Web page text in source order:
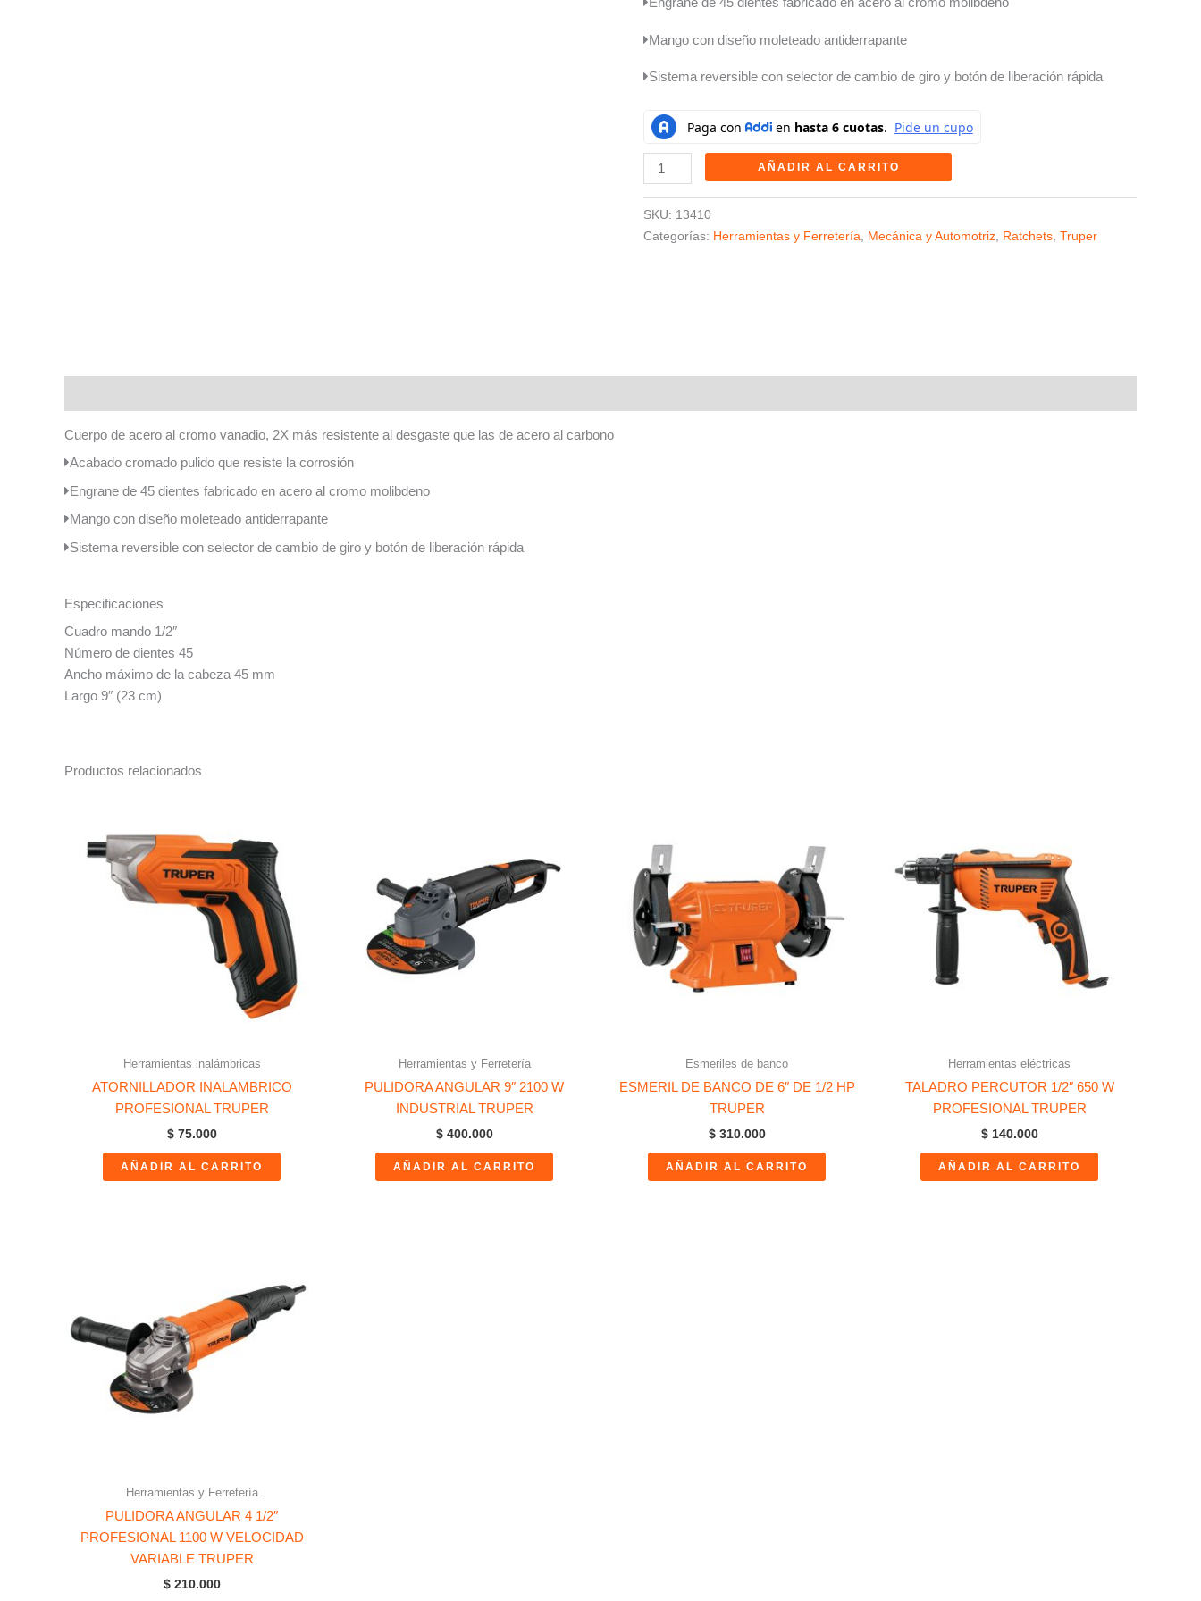
Mango con diseño moleteado antiderrapante
Sistema reversible con selector de cambio de giro y botón de liberación rápida
cantidad
AÑADIR AL CARRITO
SKU: 13410
Categorías: Herramientas y Ferretería Mecánica y Automotriz Ratchets Truper
Cuerpo de acero al cromo vanadio, 2X más resistente al desgaste que las de acero al carbono
Acabado cromado pulido que resiste la corrosión
Engrane de 45 dientes fabricado en acero al cromo molibdeno
Mango con diseño moleteado antiderrapante
Sistema reversible con selector de cambio de giro y botón de liberación rápida
Especificaciones
Cuadro mando 1/2″
Número de dientes 45
Ancho máximo de la cabeza 45 mm
Largo 9″ (23 cm)
Productos relacionados
Herramientas inalámbricas
ATORNILLADOR INALAMBRICO
PROFESIONAL TRUPER
$75.000
AÑADIR AL CARRITO
Herramientas y Ferretería
PULIDORA ANGULAR 9″ 2100 W
INDUSTRIAL TRUPER
$400.000
AÑADIR AL CARRITO
Esmeriles de banco
ESMERIL DE BANCO DE 6″ DE 1/2 HP
TRUPER
$310.000
AÑADIR AL CARRITO
Herramientas eléctricas
TALADRO PERCUTOR 1/2″ 650 W
PROFESIONAL TRUPER
$140.000
AÑADIR AL CARRITO
Herramientas y Ferretería
PULIDORA ANGULAR 4 1/2″
PROFESIONAL 1100 W VELOCIDAD
VARIABLE TRUPER
$210.000